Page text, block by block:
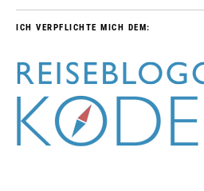
ICH VERPFLICHTE MICH DEM: